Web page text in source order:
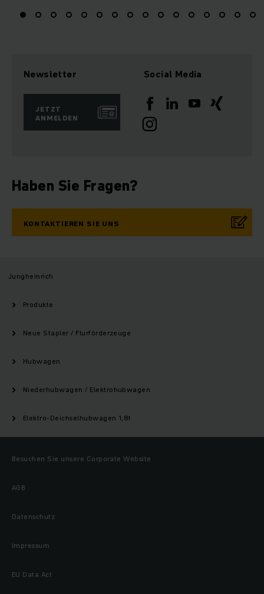
Newsletter
JETZT
ANMELDEN
Social Media
Haben Sie Fragen?
KONTAKTIEREN SIE UNS
Jungheinrich
Produkte
Neue Stapler / Flurförderzeuge
Hubwagen
Niederhubwagen / Elektrohubwagen
Elektro-Deichselhubwagen 1,8t
Besuchen Sie unsere Corporate Website
AGB
Datenschutz
Impressum
EU Data Act